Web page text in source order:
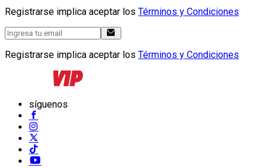
Registrarse implica aceptar los Términos y Condiciones
Registrarse implica aceptar los Términos y Condiciones
síguenos